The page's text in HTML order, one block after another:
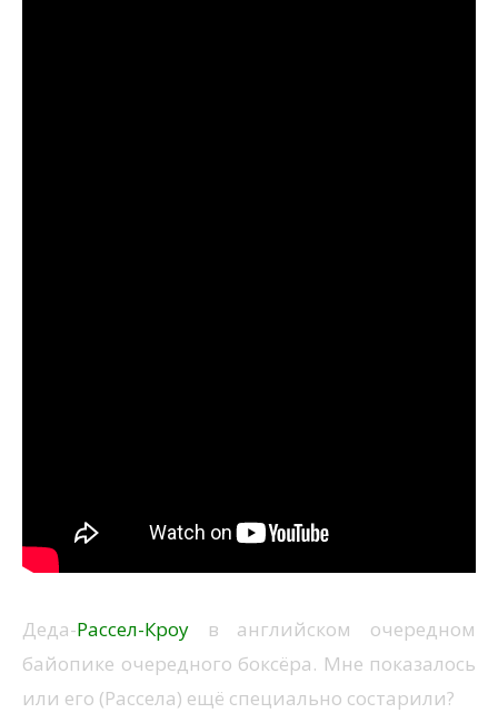
Деда-Рассел-Кроу в английском очередном
байопике очередного боксёра. Мне показалось
или его (Рассела) ещё специально состарили?